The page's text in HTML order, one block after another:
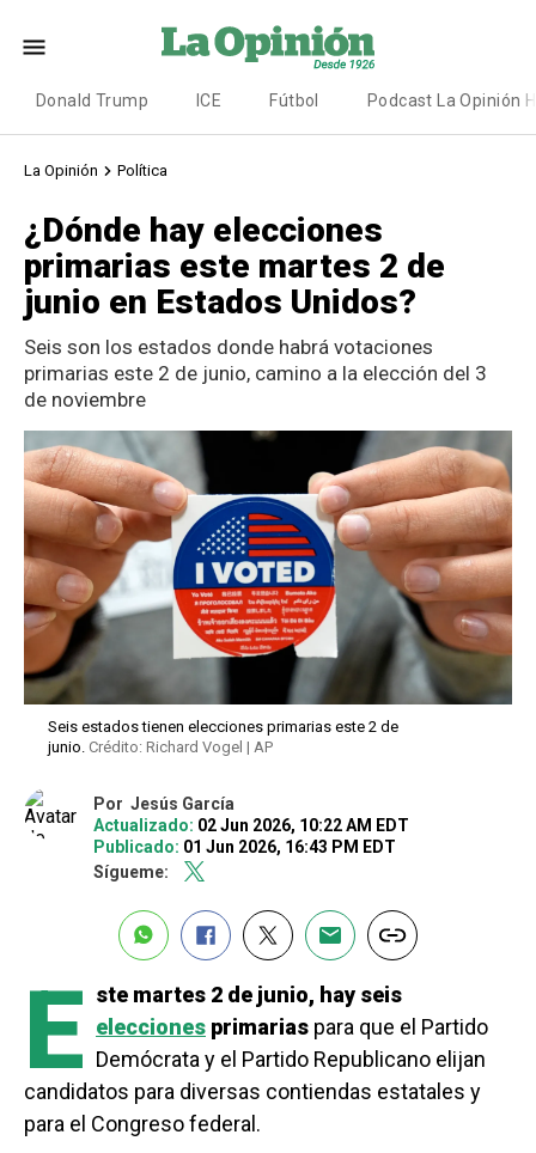
Donald Trump ICE Fútbol Podcast La Opinión
La Opinión Política
¿Dónde hay elecciones
primarias este martes 2 de
junio en Estados Unidos?
Seis son los estados donde habrá votaciones
primarias este 2 de junio, camino a la elección del 3
de noviembre
Seis estados tienen elecciones primarias este 2 de
junio. Crédito: Richard Vogel | AP
Por Jesús García
Actualizado: 02 Jun 2026, 10:22 AM EDT
Publicado: 01 Jun 2026, 16:43 PM EDT
Sígueme:
E ste martes 2 de junio, hay seis
elecciones primarias para que el Partido
Demócrata y el Partido Republicano elijan
candidatos para diversas contiendas estatales y
para el Congreso federal.